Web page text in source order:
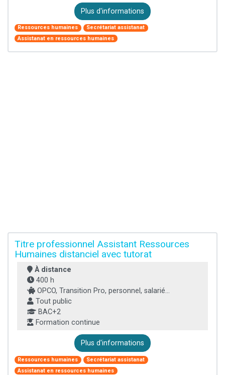
Plus d'informations
Ressources humaines
Secrétariat assistanat
Assistanat en ressources humaines
Titre professionnel Assistant Ressources
Humaines distanciel avec tutorat
À distance
400 h
OPCO, Transition Pro, personnel, salarié...
Tout public
BAC+2
Formation continue
Plus d'informations
Ressources humaines
Secrétariat assistanat
Assistanat en ressources humaines